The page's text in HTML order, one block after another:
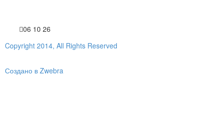
06 10 26
Copyright 2014, All Rights Reserved
Создано в Zwebra